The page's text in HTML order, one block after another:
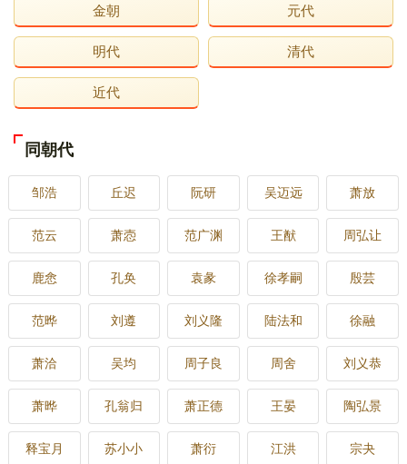
金朝 元代
明代 清代
近代
同朝代
邹浩 丘迟 阮研 吴迈远 萧放
范云 萧悫 范广渊 王猷 周弘让
鹿悆 孔奂 袁彖 徐孝嗣 殷芸
范晔 刘遵 刘义隆 陆法和 徐融
萧洽 吴均 周子良 周舍 刘义恭
萧晔 孔翁归 萧正德 王晏 陶弘景
释宝月 苏小小 萧衍 江洪 宗夬